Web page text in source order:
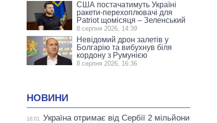
США постачатимуть Україні
ракети-перехоплювачі для
Patriot щомісяця – Зеленський
8 серпня 2026, 14:39
Невідомий дрон залетів у
Болгарію та вибухнув біля
кордону з Румунією
8 серпня 2026, 16:36
НОВИНИ
18:01
Україна отримає від Сербії 2 мільйони